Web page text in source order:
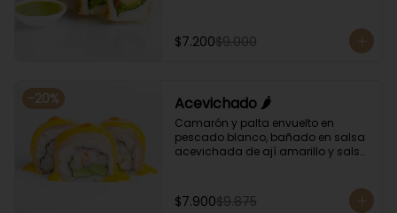
$7.200$9.000
-20% Acevichado 🌶️
Camarón y palta envuelto en
pescado blanco, bañado en salsa
acevichada de ají amarillo y salsa
$7.900$9.875